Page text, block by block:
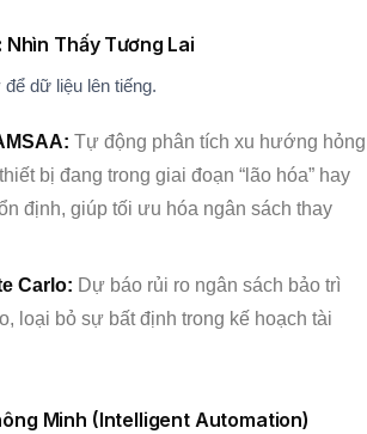
Nhìn Thấy Tương Lai
dữ liệu lên tiếng.
Tự động phân tích xu hướng hỏng
bị đang trong giai đoạn “lão hóa” hay
định, giúp tối ưu hóa ngân sách thay
Carlo: Dự báo rủi ro ngân sách bảo trì
loại bỏ sự bất định trong kế hoạch tài
Minh (Intelligent Automation)